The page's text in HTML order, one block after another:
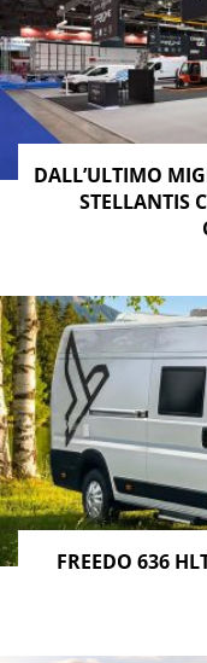
DALL’ULTIMO
STELLANTIS
FREEDO 636